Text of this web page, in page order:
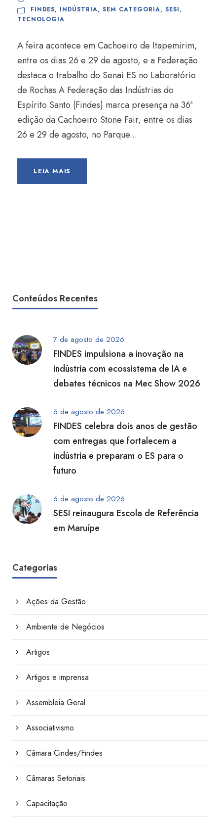
FINDES, INDÚSTRIA, SEM CATEGORIA, SESI,
TECNOLOGIA
A feira acontece em Cachoeiro de Itapemirim,
entre os dias 26 e 29 de agosto, e a Federação
destaca o trabalho do Senai ES no Laboratório
de Rochas A Federação das Indústrias do
Espírito Santo (Findes) marca presença na 36ª
edição da Cachoeiro Stone Fair, entre os dias
26 e 29 de agosto, no Parque...
LEIA MAIS
Conteúdos Recentes
7 de agosto de 2026
FINDES impulsiona a inovação na
indústria com ecossistema de IA e
debates técnicos na Mec Show 2026
6 de agosto de 2026
FINDES celebra dois anos de gestão
com entregas que fortalecem a
indústria e preparam o ES para o
futuro
6 de agosto de 2026
SESI reinaugura Escola de Referência
em Maruípe
Categorias
Ações da Gestão
Ambiente de Negócios
Artigos
Artigos e imprensa
Assembleia Geral
Associativismo
Câmara Cindes/Findes
Câmaras Setoriais
Capacitação